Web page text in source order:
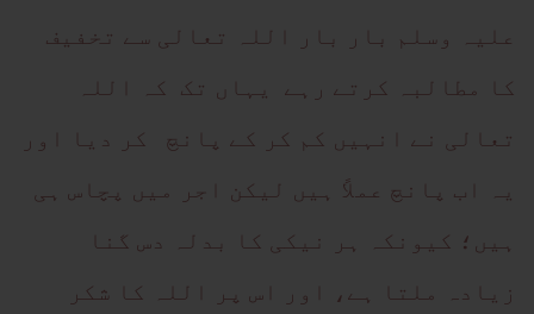
علیہ وسلم بار بار اللہ تعالی سے تخفیف
کا مطالبہ کرتے رہے یہاں تک کہ اللہ
تعالی نے انہیں کم کر کے پانچ کر دیا اور
یہ اب پانچ عملاً ہیں لیکن اجر میں پچاس ہی
ہیں؛ کیونکہ ہر نیکی کا بدلہ دس گنا
زیادہ ملتا ہے، اور اس پر اللہ کا شکر